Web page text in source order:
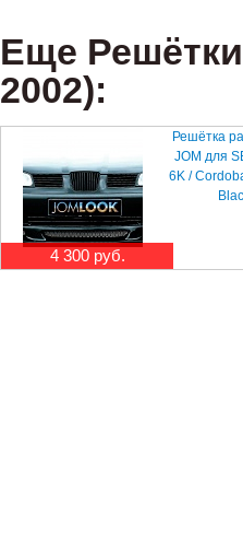
Еще
2002):
4 300 руб.
Решётка
JOM для
6K /